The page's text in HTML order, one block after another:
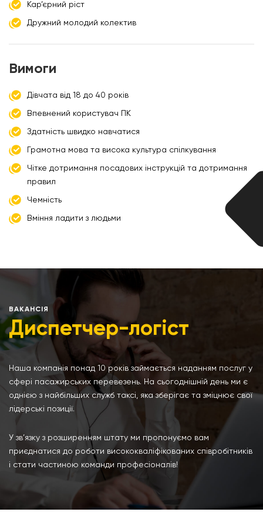
Кар’єрний ріст
Дружний молодий колектив
Вимоги
Дівчата від 18 до 40 років
Впевнений користувач ПК
Здатність швидко навчатися
Грамотна мова та висока культура спілкування
Чітке дотримання посадових інструкцій та дотримання
правил
Чемність
Вміння ладити з людьми
ВАКАНСІЯ
Диспетчер-логіст
Наша компанія понад 10 років займається наданням послуг у
сфері пасажирських перевезень. На сьогоднішній день ми є
однією з найбільших служб таксі, яка зберігає та зміцнює свої
лідерські позиції.
У зв’язку з розширенням штату ми пропонуємо вам
приєднатися до роботи висококваліфікованих співробітників
і стати частиною команди професіоналів!